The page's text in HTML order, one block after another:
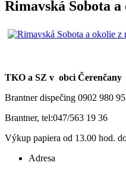
Rimavská Sobota a
TKO a SZ v obci Čerenčany
Brantner dispečing 0902 980
Brantner, tel:047/563 19 36
Výkup papiera od 13.00 hod.
Adresa